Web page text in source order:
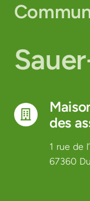
des
1 rue de
67360